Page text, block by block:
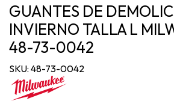
GUANTES DE
INVIERNO TALLA L
48-73-0042
SKU: 48-73-0042